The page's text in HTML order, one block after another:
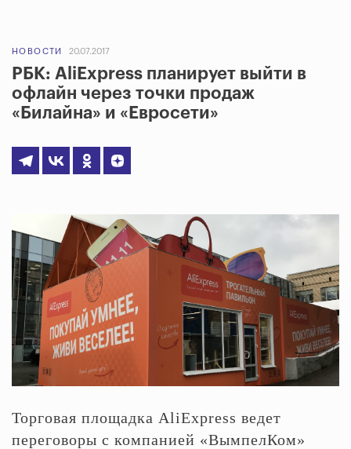
НОВОСТИ 20.07.2017
РБК: AliExpress планирует выйти в
офлайн через точки продаж
«Билайна» и «Евросети»
Торговая площадка AliExpress ведет
переговоры с компанией «ВымпелКом»